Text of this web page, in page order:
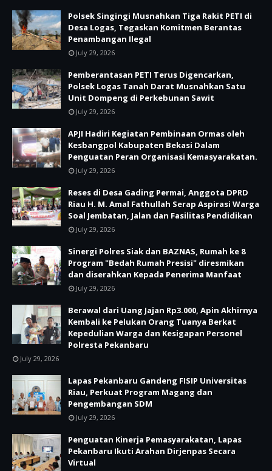
Polsek Singingi Musnahkan Tiga Rakit PETI di
Desa Logas, Tegaskan Komitmen Berantas
Penambangan Ilegal
July 29, 2026
Pemberantasan PETI Terus Digencarkan,
Polsek Logas Tanah Darat Musnahkan Satu
Unit Dompeng di Perkebunan Sawit
July 29, 2026
APJI Hadiri Kegiatan Pembinaan Ormas oleh
Kesbangpol Kabupaten Bekasi Dalam
Penguatan Peran Organisasi Kemasyarakatan.
July 29, 2026
Reses di Desa Gading Permai, Anggota DPRD
Riau H. M. Amal Fathullah Serap Aspirasi Warga
Soal Jembatan, Jalan dan Fasilitas Pendidikan
July 29, 2026
Sinergi Polres Siak dan BAZNAS, Rumah ke 8
Program "Bedah Rumah Presisi" diresmikan
dan diserahkan Kepada Penerima Manfaat
July 29, 2026
Berawal dari Uang Jajan Rp3.000, Apin Akhirnya
Kembali ke Pelukan Orang Tuanya Berkat
Kepedulian Warga dan Kesigapan Personel
Polresta Pekanbaru
July 29, 2026
Lapas Pekanbaru Gandeng FISIP Universitas
Riau, Perkuat Program Magang dan
Pengembangan SDM
July 29, 2026
Penguatan Kinerja Pemasyarakatan, Lapas
Pekanbaru Ikuti Arahan Dirjenpas Secara
Virtual